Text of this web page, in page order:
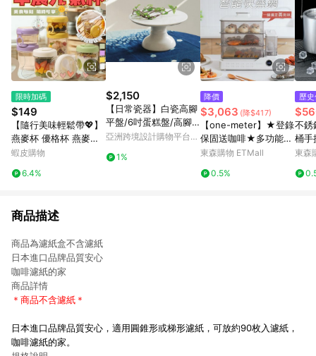
限時加碼
$149
【隨行美味輕鬆帶💖】
燕麥杯 優格杯 燕麥盒
燕麥優格杯
蝦皮購物
6.4%
$2,150
【日常瓷器】白瓷高腳
平盤/6吋蛋糕盤/高腳
壺承
亞洲跨境設計購物平台
1%
降價
$3,063 (降$417)
【one-meter】★登錄
保固送咖啡★多功能可
視電蒸鍋(OHL-24038
東森購物 ETMall
0.5%
歷
不銹
桶手
酒
東森
商品描述
商品為濾紙盒不含濾紙
日本進口品牌品質安心
咖啡濾紙的家
商品詳情
＊商品不含濾紙＊
日本進口品牌品質安心，適用圓錐形或梯形濾紙，可放約90枚入濾紙，
咖啡濾紙的家。